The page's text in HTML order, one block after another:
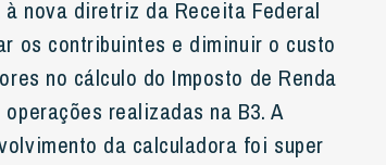
nova diretriz da Receita Federal
os contribuintes e diminuir o custo
no cálculo do Imposto de Renda
realizadas na B3. A
da calculadora foi super